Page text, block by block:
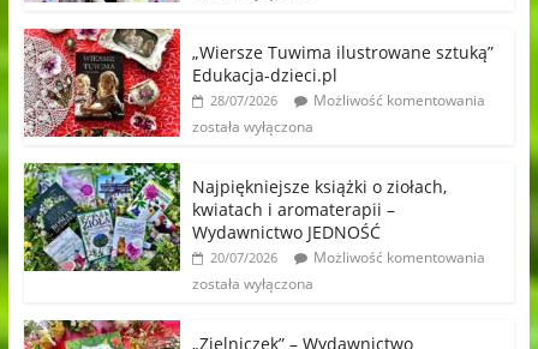
„Wiersze Tuwima ilustrowane sztuką”
Edukacja-dzieci.pl
28/07/2026
Możliwość komentowania
została wyłączona
Najpiękniejsze książki o ziołach,
kwiatach i aromaterapii –
Wydawnictwo JEDNOŚĆ
20/07/2026
Możliwość komentowania
została wyłączona
„Zielniczek” – Wydawnictwo